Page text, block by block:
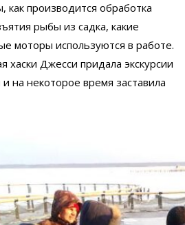
производится обработка
рыбы из садка, какие
моторы используются в работе.
хаски Джесси придала экскурсии
на некоторое время заставила